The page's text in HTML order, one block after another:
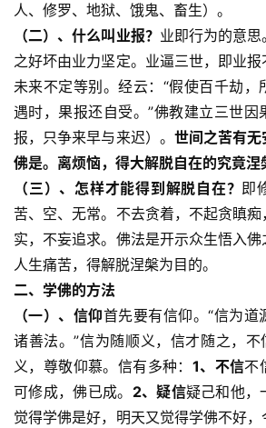
人、修罗、地狱、饿鬼、畜生）。
（二）、什么叫业报？ 业即行为的意
之好坏由业力坚定。业逼三世，即业报
未来不定等别。经云：“假使百千劫，
遇时，果报还自受。”佛教建立三世因
报，只争来早与来迟）。 世间之苦有
佛是。离烦恼，得大解脱自在的究竟涅
（三）、怎样才能得到解脱自在？ 即
苦、空、无常。不去贪着，不起贪瞋
实，不妄追求。佛法是开示众生悟入
人生痛苦，得解脱涅槃为目的。
二、学佛的方法
（一）、信仰首先要有信仰。“信为道
诸善法。”信为随顺义，信才随之，不
义，尊敬仰慕。信有多种： 1、不信不
可修成，佛已成。 2、疑信疑己和他，
觉得学佛是好，明天又觉得学佛不好，